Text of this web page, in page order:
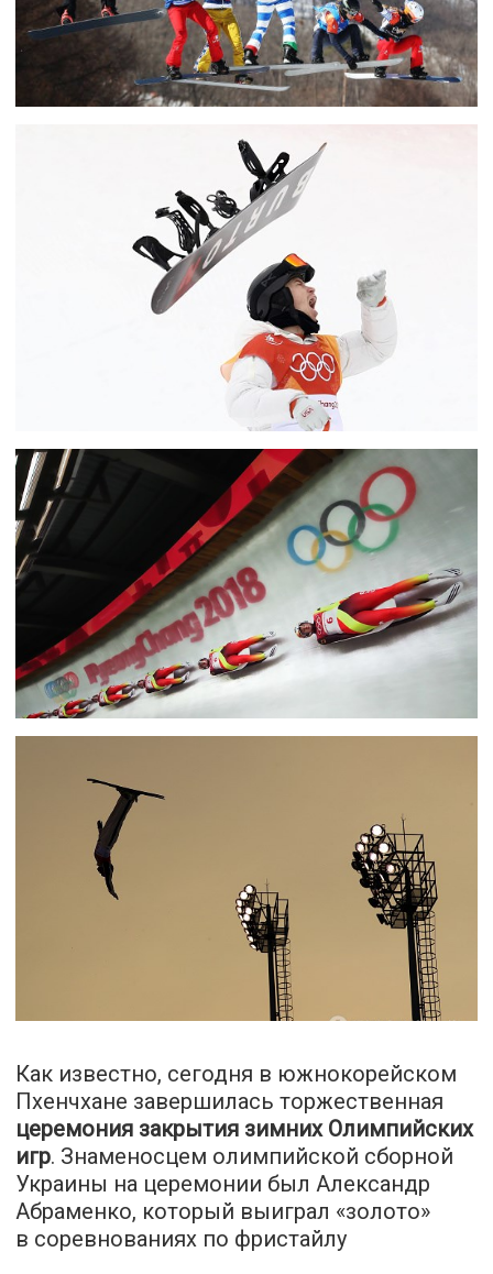
Как известно, сегодня в южнокорейском
Пхенчхане завершилась торжественная
церемония закрытия зимних Олимпийских
игр. Знаменосцем олимпийской сборной
Украины на церемонии был Александр
Абраменко, который выиграл «золото»
в соревнованиях по фристайлу